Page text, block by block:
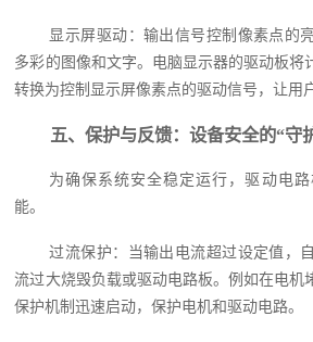
显示屏驱动：输出信号控制像素点的
多彩的图像和文字。电脑显示器的驱动板将
转换为控制显示屏像素点的驱动信号，让用
五、保护与反馈：设备安全的“守
为确保系统安全稳定运行，驱动电
能。
过流保护：当输出电流超过设定值，
流过大烧毁负载或驱动电路板。例如在电机
保护机制迅速启动，保护电机和驱动电路。